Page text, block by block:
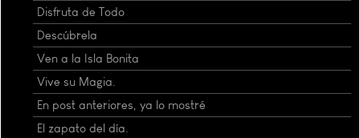
Disfruta de Todo
Descúbrela
Ven a la Isla Bonita
Vive su Magia.
En post anteriores, ya lo mostré
El zapato del día.